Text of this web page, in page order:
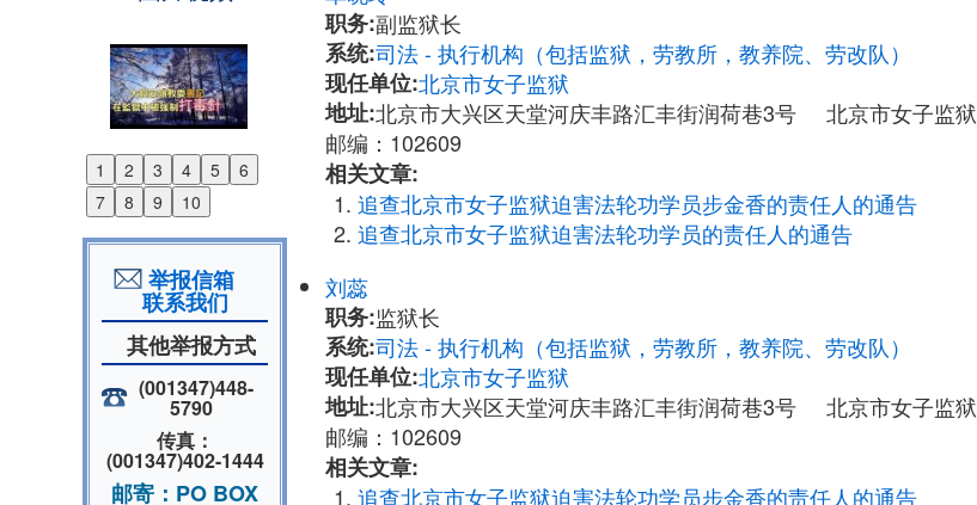
1 2 3 4 5
6
7
8 9 10
Previous
Next
举报信箱
联系我们
其他举报方式
(001347)448-
5790
传真：
(001347)402-1444
邮寄：PO BOX
职务:副监狱长
系统:司法 - 执行机构（包括监狱，劳教所，教养院、劳改队）
现任单位:北京市女子监狱
地址:北京市大兴区天堂河庆丰路汇丰街润荷巷3号 北京市女子监狱
邮编：102609
相关文章:
追查北京市女子监狱迫害法轮功学员步金香的责任人的通告
追查北京市女子监狱迫害法轮功学员的责任人的通告
刘蕊
职务:监狱长
系统:司法 - 执行机构（包括监狱，劳教所，教养院、劳改队）
现任单位:北京市女子监狱
地址:北京市大兴区天堂河庆丰路汇丰街润荷巷3号 北京市女子监狱
邮编：102609
相关文章:
追查北京市女子监狱迫害法轮功学员步金香的责任人的通告